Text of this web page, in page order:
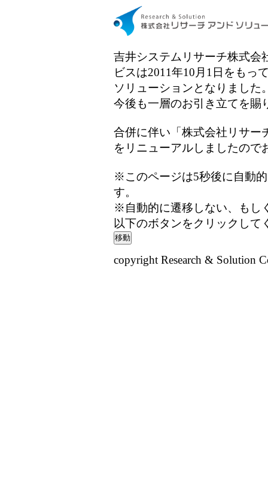
吉井システムリサーチ株式会
ビスは2011年10月1日をもっ
ソリューションとなりました
今後も一層のお引き立てを賜
合併に伴い「株式会社リサー
をリニューアルしましたので
※このページは5秒後に自動
す。
※自動的に遷移しない、もし
以下のボタンをクリックして
copyright Research & Solution